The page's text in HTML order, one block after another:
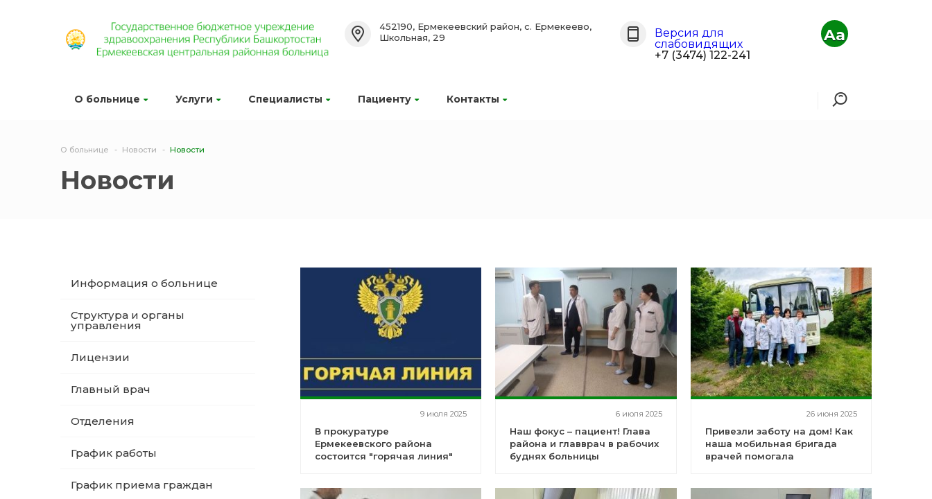
О больнице Услуги Специалисты Пациенту Контакты
452190, Ермекеевский район, с. Ермекеево,
Школьная, 29
Версия для
слабовидящих
+7 (3474) 122-241
Aa
О больнице Новости Новости
Новости
Информация о больнице
Структура и органы
управления
Лицензии
Главный врач
Отделения
График работы
График приема граждан
9 июля 2025
В прокуратуре
Ермекеевского района
состоится "горячая линия"
6 июля 2025
Наш фокус – пациент! Глава
района и главврач в рабочих
буднях больницы
26 июня 2025
Привезли заботу на дом! Как
наша мобильная бригада
врачей помогала